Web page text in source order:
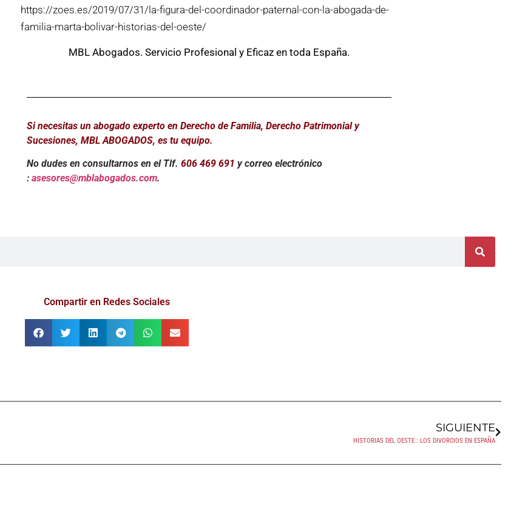
https://zoes.es/2019/07/31/la-figura-del-coordinador-paternal-con-la-abogada-de-
familia-marta-bolivar-historias-del-oeste/
MBL Abogados. Servicio Profesional y Eficaz en toda España.
Si necesitas un abogado experto en Derecho de Familia, Derecho Patrimonial y
Sucesiones, MBL ABOGADOS, es tu equipo.
No dudes en consultarnos en el Tlf. 606 469 691 y correo electrónico
: asesores@mblabogados.com.
Compartir en Redes Sociales
SIGUIENTE
HISTORIAS DEL OESTE : LOS DIVORCIOS EN ESPAÑA